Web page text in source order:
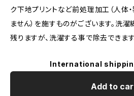
ク下地プリントなど前処理加工（人体
ません）を施すものがございます。洗
残りますが、洗濯する事で除去できます
International
Add to